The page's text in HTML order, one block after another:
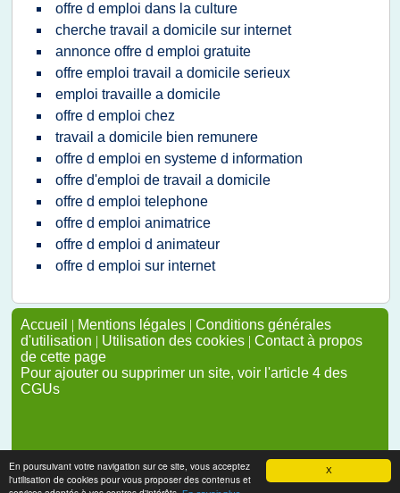
X
En poursuivant votre navigation sur ce site, vous acceptez
l'utilisation de cookies pour vous proposer des contenus et
offre d emploi dans la culture
cherche travail a domicile sur internet
annonce offre d emploi gratuite
offre emploi travail a domicile serieux
emploi travaille a domicile
offre d emploi chez
travail a domicile bien remunere
offre d emploi en systeme d information
offre d'emploi de travail a domicile
offre d emploi telephone
offre d emploi animatrice
offre d emploi d animateur
offre d emploi sur internet
Accueil | Mentions légales | Conditions générales
d'utilisation | Utilisation des cookies | Contact à propos
de cette page
Pour ajouter ou supprimer un site, voir l'article 4 des
CGUs